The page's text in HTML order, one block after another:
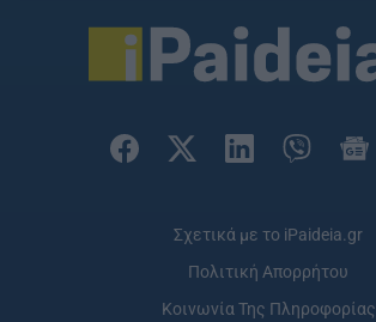
Σχετικά με το iPaideia.gr
Πολιτική Απορρήτου
Κοινωνία Της Πληροφορίας